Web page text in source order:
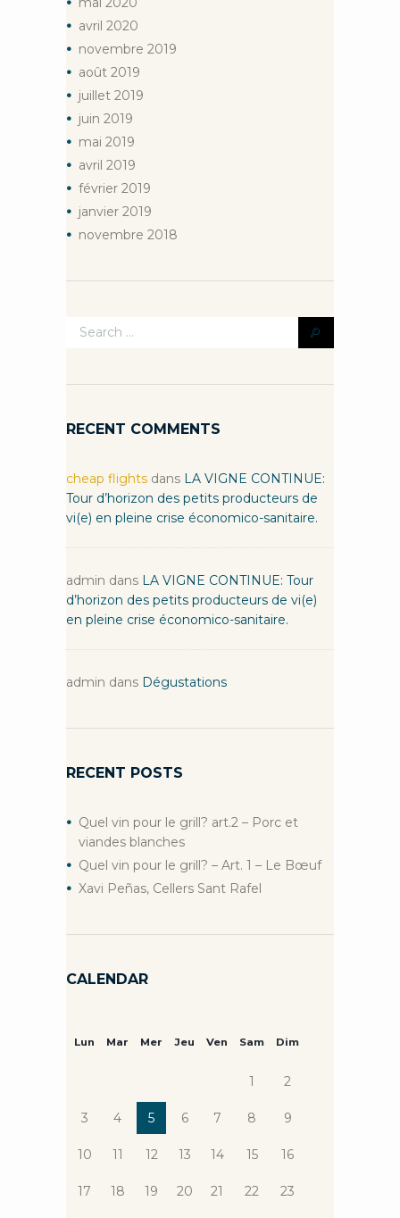
avril 2020
novembre 2019
août 2019
juillet 2019
juin 2019
mai 2019
avril 2019
février 2019
janvier 2019
novembre 2018
RECENT COMMENTS
cheap flights dans LA VIGNE CONTINUE:
Tour d’horizon des petits producteurs de
vi(e) en pleine crise économico-sanitaire.
admin dans LA VIGNE CONTINUE: Tour
d’horizon des petits producteurs de vi(e)
en pleine crise économico-sanitaire.
admin dans Dégustations
RECENT POSTS
Quel vin pour le grill? art.2 – Porc et
viandes blanches
Quel vin pour le grill? – Art. 1 – Le Bœuf
Xavi Peñas, Cellers Sant Rafel
CALENDAR
Lun Mar Mer Jeu Ven Sam Dim
1 2
3 4 5 6 7 8 9
10 11 12 13 14 15 16
17 18 19 20 21 22 23